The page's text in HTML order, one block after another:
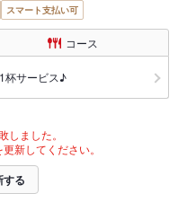
スマート支払い可
コース
杯サービス♪
しました。
新してください。
する